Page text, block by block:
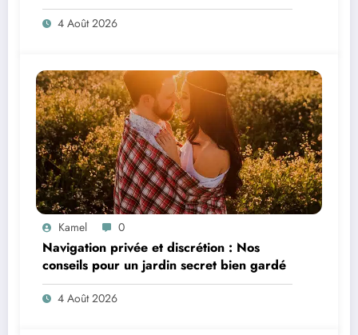
4 Août 2026
Kamel 0
Navigation privée et discrétion : Nos
conseils pour un jardin secret bien gardé
4 Août 2026